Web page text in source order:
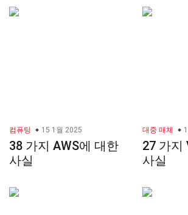
컴퓨팅 15 1월 2025
38 가지 AWS에 대한
사실
대중 매체
27 가지
사실